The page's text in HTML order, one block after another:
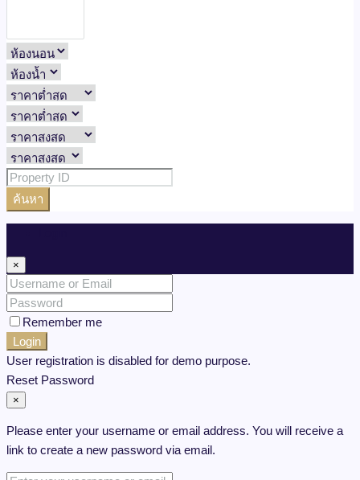
ค้นหา
×
Remember me
Login
User registration is disabled for demo purpose.
Reset Password
×
Please enter your username or email address. You will receive a
link to create a new password via email.